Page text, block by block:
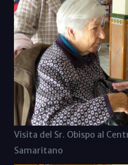
Visita del Sr. Obispo al
Samaritano